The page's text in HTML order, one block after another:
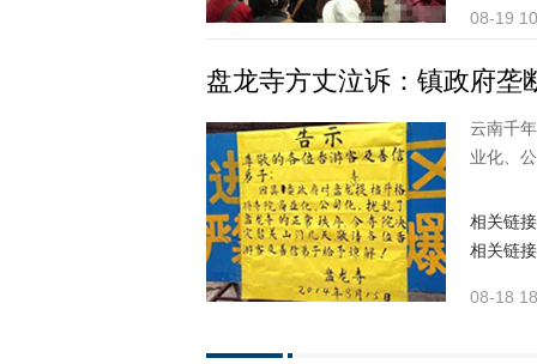
08-19
盘龙寺方丈泣诉：镇政府垄
云南千
业化、
相关链
相关链
08-18